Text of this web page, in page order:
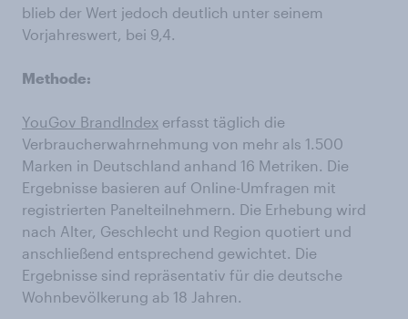
blieb der Wert jedoch deutlich unter seinem
Vorjahreswert, bei 9,4.
Methode:
YouGov BrandIndex erfasst täglich die
Verbraucherwahrnehmung von mehr als 1.500
Marken in Deutschland anhand 16 Metriken. Die
Ergebnisse basieren auf Online-Umfragen mit
registrierten Panelteilnehmern. Die Erhebung wird
nach Alter, Geschlecht und Region quotiert und
anschließend entsprechend gewichtet. Die
Ergebnisse sind repräsentativ für die deutsche
Wohnbevölkerung ab 18 Jahren.